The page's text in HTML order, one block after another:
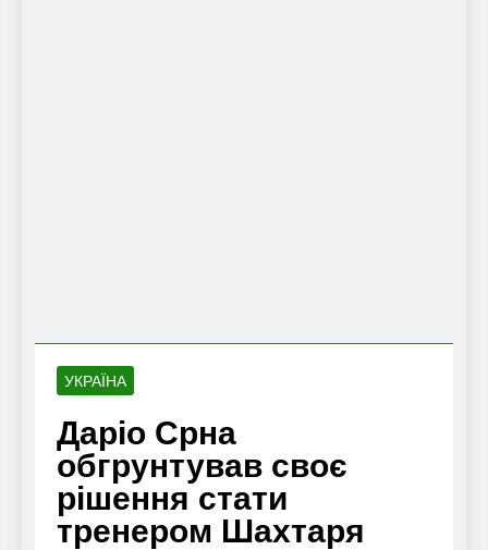
УКРАЇНА
Даріо Срна
обгрунтував своє
рішення стати
тренером Шахтаря